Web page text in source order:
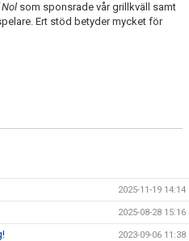
som sponsrade vår grillkväll samt
Ert stöd betyder mycket för
2025-11-19 14:14
2025-08-28 15:16
2023-09-06 11:38